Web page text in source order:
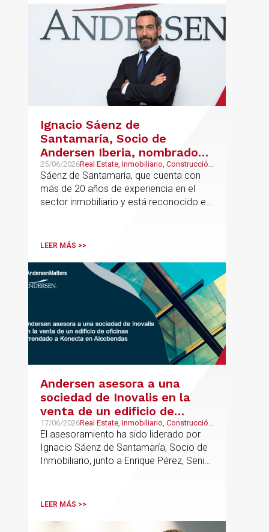
Ignacio Sáenz de
Santamaría, Socio de
Andersen Iberia, nombrado
director europeo de
Inmobiliario de Andersen
25/06/2026Real Estate, Inmobiliario, Construcción
y Urbanismo
Sáenz de Santamaría, que cuenta con
más de 20 años de experiencia en el
sector inmobiliario y está reconocido en
codirigirá el EU Real Estate Industry
UK.
LEER MÁS >>
Andersen asesora a una
sociedad de Inovalis en la
venta de un edificio de
oficinas arrendado a Konecta
en Alcobendas
17/06/2026Real Estate, Inmobiliario, Construcción
y Urbanismo
El asesoramiento ha sido liderado por
Ignacio Sáenz de Santamaría, Socio de
Inmobiliario, junto a Enrique Pérez, Senior
LEER MÁS >>